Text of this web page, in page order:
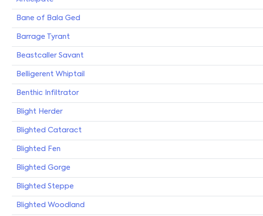
Bane of Bala Ged
Barrage Tyrant
Beastcaller Savant
Belligerent Whiptail
Benthic Infiltrator
Blight Herder
Blighted Cataract
Blighted Fen
Blighted Gorge
Blighted Steppe
Blighted Woodland